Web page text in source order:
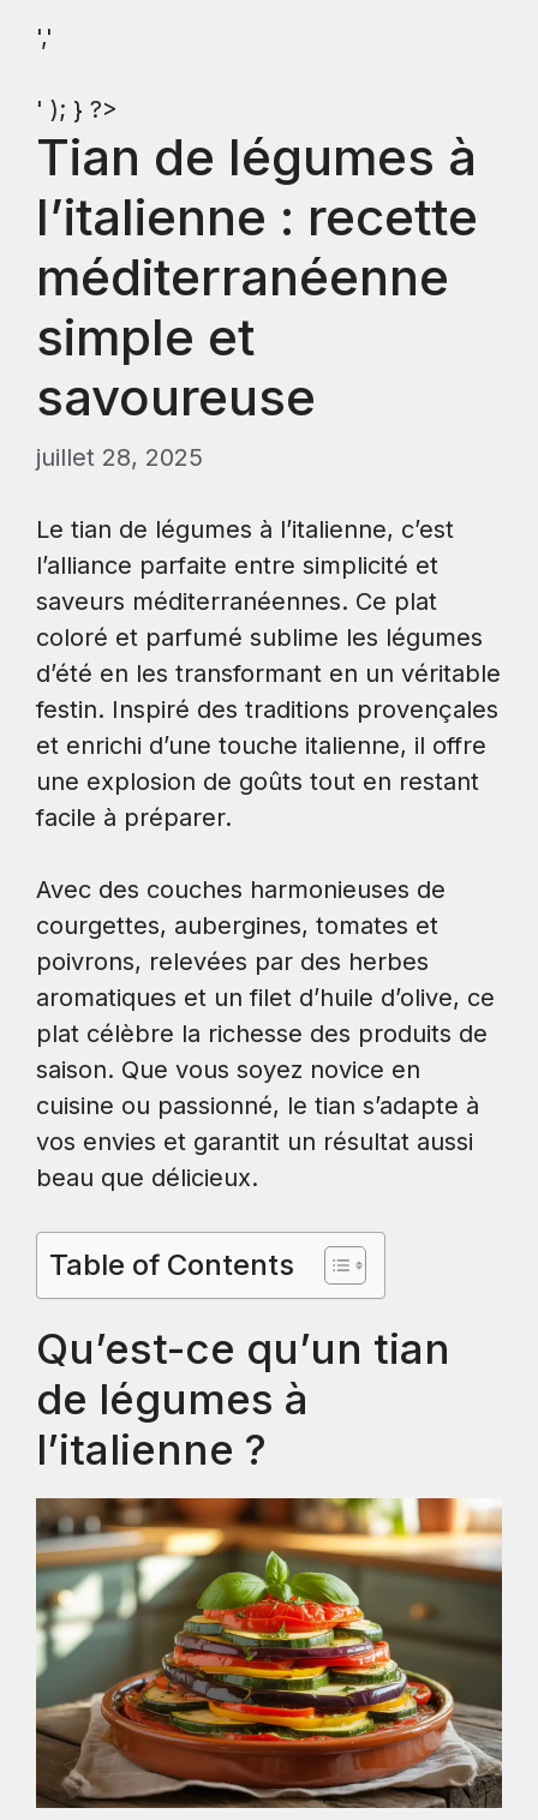
','
' ); } ?>
Tian de légumes à
l’italienne : recette
méditerranéenne
simple et
savoureuse
juillet 28, 2025
Le tian de légumes à l’italienne, c’est
l’alliance parfaite entre simplicité et
saveurs méditerranéennes. Ce plat
coloré et parfumé sublime les légumes
d’été en les transformant en un véritable
festin. Inspiré des traditions provençales
et enrichi d’une touche italienne, il offre
une explosion de goûts tout en restant
facile à préparer.
Avec des couches harmonieuses de
courgettes, aubergines, tomates et
poivrons, relevées par des herbes
aromatiques et un filet d’huile d’olive, ce
plat célèbre la richesse des produits de
saison. Que vous soyez novice en
cuisine ou passionné, le tian s’adapte à
vos envies et garantit un résultat aussi
beau que délicieux.
Table of Contents
Qu’est-ce qu’un tian
de légumes à
l’italienne ?